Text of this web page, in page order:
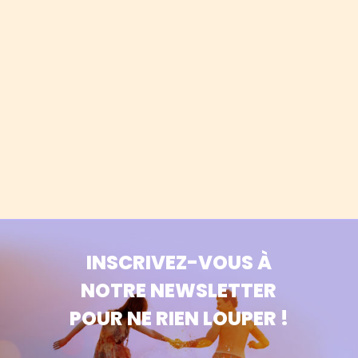
INSCRIVEZ-VOUS À
NOTRE NEWSLETTER
POUR NE RIEN LOUPER !